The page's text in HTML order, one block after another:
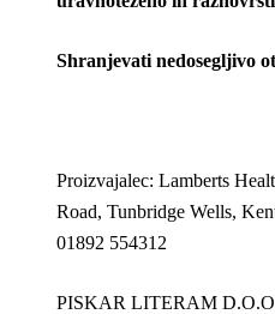
Shranjevati nedosegljivo
Proizvajalec: Lamberts
Road, Tunbridge Wells,
01892 554312
PISKAR LITERAM